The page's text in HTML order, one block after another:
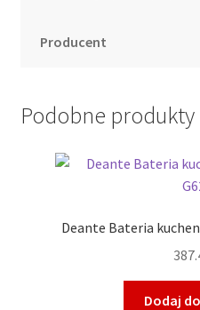
Producent
Podobne produkty
Deante Bateria
Dodaj